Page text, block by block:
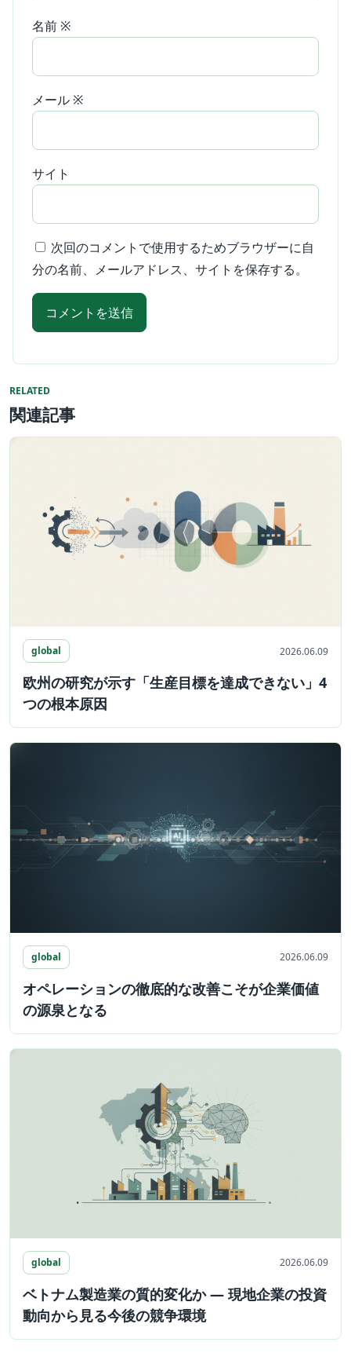
名前 ※
メール ※
サイト
次回のコメントで使用するためブラウザーに自
分の名前、メールアドレス、サイトを保存する。
RELATED
関連記事
global 2026.06.09
欧州の研究が示す「生産目標を達成できない」4
つの根本原因
global 2026.06.09
オペレーションの徹底的な改善こそが企業価値
の源泉となる
global 2026.06.09
ベトナム製造業の質的変化か ― 現地企業の投資
動向から見る今後の競争環境